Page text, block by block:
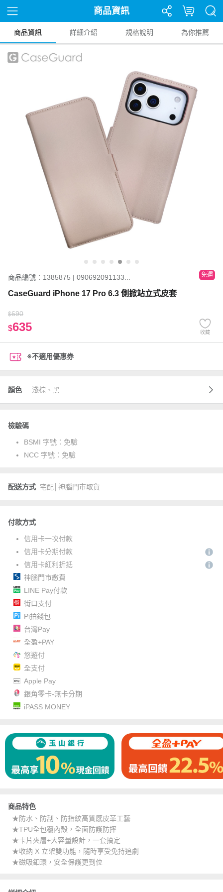
商品資訊
商品資訊 詳細介紹 規格說明 為你推薦
商品編號：1385875 | 090692091133... 免運
CaseGuard iPhone 17 Pro 6.3 側掀站立式皮套
$690
$635 收藏
※不適用優惠券
顏色 淺棕、黑
檢驗碼
BSMI 字號： 免驗
NCC 字號： 免驗
配送方式 宅配│神腦門市取貨
付款方式
信用卡一次付款
信用卡分期付款
信用卡紅利折抵
神腦門市繳費
LINE Pay付款
街口支付
Pi拍錢包
台灣Pay
全盈+PAY
悠遊付
全支付
Apple Pay
銀角零卡-無卡分期
iPASS MONEY
商品特色
★防水、防刮、防指紋高質感皮革工藝
★TPU全包覆內殼，全面防護防摔
★卡片夾層+大容量設計，一套搞定
★收納 X 立架雙功能，隨時享受免持追劇
★磁吸釦環，安全保護更到位